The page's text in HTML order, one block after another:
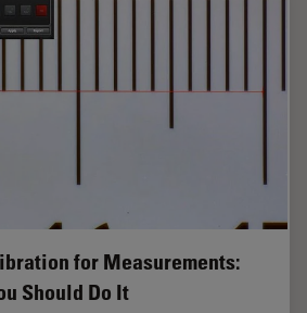
for Measurements:
Should Do It